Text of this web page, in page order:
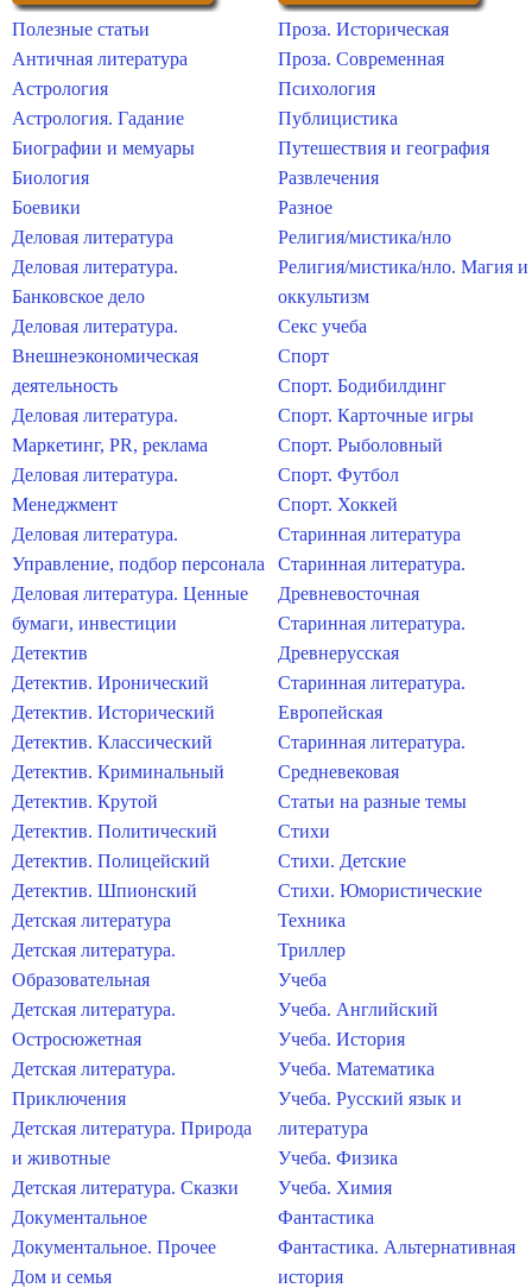
Полезные статьи
Античная литература
Астрология
Астрология. Гадание
Биографии и мемуары
Биология
Боевики
Деловая литература
Деловая литература.
Банковское дело
Деловая литература.
Внешнеэкономическая
деятельность
Деловая литература.
Маркетинг, PR, реклама
Деловая литература.
Менеджмент
Деловая литература.
Управление, подбор персонала
Деловая литература. Ценные
бумаги, инвестиции
Детектив
Детектив. Иронический
Детектив. Исторический
Детектив. Классический
Детектив. Криминальный
Детектив. Крутой
Детектив. Политический
Детектив. Полицейский
Детектив. Шпионский
Детская литература
Детская литература.
Образовательная
Детская литература.
Остросюжетная
Детская литература.
Приключения
Детская литература. Природа
и животные
Детская литература. Сказки
Документальное
Документальное. Прочее
Дом и семья
Проза. Историческая
Проза. Современная
Психология
Публицистика
Путешествия и география
Развлечения
Разное
Религия/мистика/нло
Религия/мистика/нло. Магия и
оккультизм
Секс учеба
Спорт
Спорт. Бодибилдинг
Спорт. Карточные игры
Спорт. Рыболовный
Спорт. Футбол
Спорт. Хоккей
Старинная литература
Старинная литература.
Древневосточная
Старинная литература.
Древнерусская
Старинная литература.
Европейская
Старинная литература.
Средневековая
Статьи на разные темы
Стихи
Стихи. Детские
Стихи. Юмористические
Техника
Триллер
Учеба
Учеба. Английский
Учеба. История
Учеба. Математика
Учеба. Русский язык и
литература
Учеба. Физика
Учеба. Химия
Фантастика
Фантастика. Альтернативная
история